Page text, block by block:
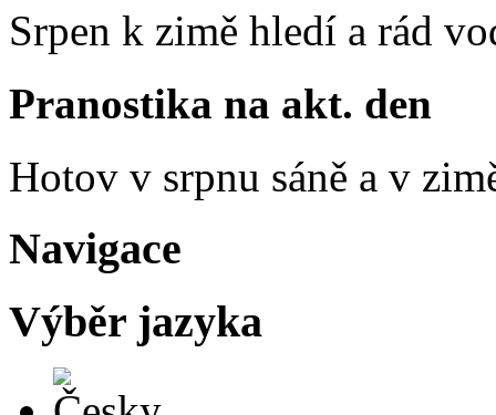
Srpen k zimě hledí a rád
Pranostika na akt. den
Hotov v srpnu sáně a v
Navigace
Výběr jazyka